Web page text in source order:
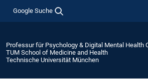
Google Suche
Professur für Psychology & Digital Mental Health
TUM School of Medicine and Health
Technische Universität München